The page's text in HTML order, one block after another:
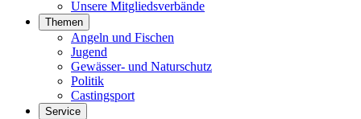
Unsere Mitgliedsverbände
Themen
Angeln und Fischen
Jugend
Gewässer- und Naturschutz
Politik
Castingsport
Service